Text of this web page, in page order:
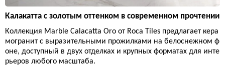
Калакатта с золотым оттенком в современном прочтении
Коллекция Marble Calacatta Oro от Roca Tiles предлагает кера
могранит с выразительными прожилками на белоснежном ф
оне, доступный в двух отделках и крупных форматах для инте
рьеров любого масштаба.